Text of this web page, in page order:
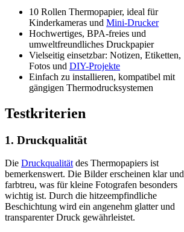
10 Rollen Thermopapier, ideal für
Kinderkameras und Mini-Drucker
Hochwertiges, BPA-freies und
umweltfreundliches Druckpapier
Vielseitig einsetzbar: Notizen, Etiketten,
Fotos und DIY-Projekte
Einfach zu installieren, kompatibel mit
gängigen Thermodrucksystemen
Testkriterien
1. Druckqualität
Die Druckqualität des Thermopapiers ist
bemerkenswert. Die Bilder erscheinen klar und
farbtreu, was für kleine Fotografen besonders
wichtig ist. Durch die hitzeempfindliche
Beschichtung wird ein angenehm glatter und
transparenter Druck gewährleistet.